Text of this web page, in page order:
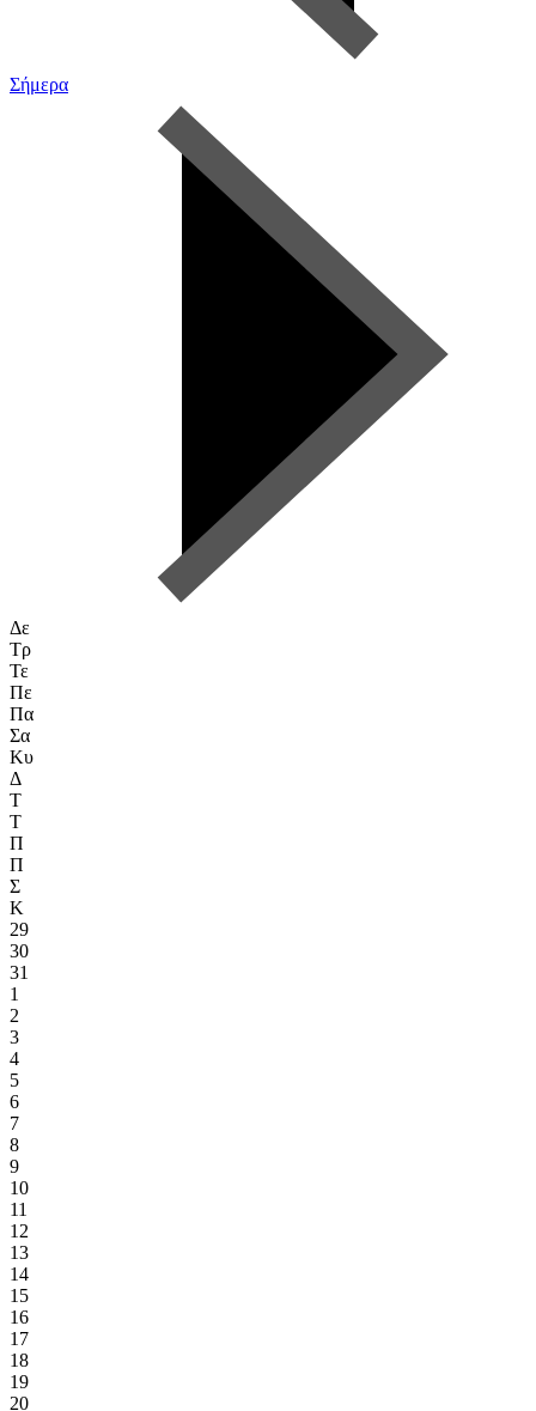
Σήμερα
Δε
Τρ
Τε
Πε
Πα
Σα
Κυ
Δ
Τ
Τ
Π
Π
Σ
Κ
29
30
31
1
2
3
4
5
6
7
8
9
10
11
12
13
14
15
16
17
18
19
20